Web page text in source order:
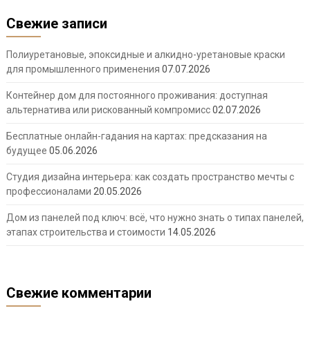
Свежие записи
Полиуретановые, эпоксидные и алкидно-уретановые краски
для промышленного применения 07.07.2026
Контейнер дом для постоянного проживания: доступная
альтернатива или рискованный компромисс02.07.2026
Бесплатные онлайн-гадания на картах: предсказания на
будущее 05.06.2026
Студия дизайна интерьера: как создать пространство мечты с
профессионалами 20.05.2026
Дом из панелей под ключ: всё, что нужно знать о типах панелей,
этапах строительства и стоимости 14.05.2026
Свежие комментарии